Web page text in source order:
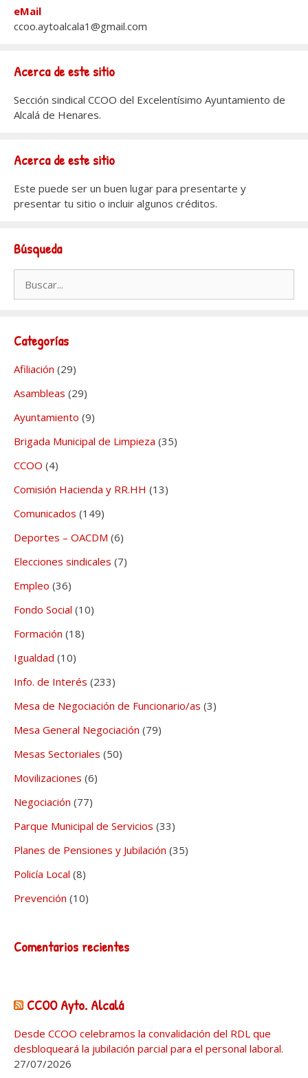
eMail
ccoo.aytoalcala1@gmail.com
Acerca de este sitio
Sección sindical CCOO del Excelentísimo Ayuntamiento de
Alcalá de Henares.
Acerca de este sitio
Este puede ser un buen lugar para presentarte y
presentar tu sitio o incluir algunos créditos.
Búsqueda
Categorías
Afiliación (29)
Asambleas (29)
Ayuntamiento (9)
Brigada Municipal de Limpieza (35)
CCOO (4)
Comisión Hacienda y RR.HH (13)
Comunicados (149)
Deportes – OACDM (6)
Elecciones sindicales (7)
Empleo (36)
Fondo Social (10)
Formación (18)
Igualdad (10)
Info. de Interés (233)
Mesa de Negociación de Funcionario/as (3)
Mesa General Negociación (79)
Mesas Sectoriales (50)
Movilizaciones (6)
Negociación (77)
Parque Municipal de Servicios (33)
Planes de Pensiones y Jubilación (35)
Policía Local (8)
Prevención (10)
Comentarios recientes
CCOO Ayto. Alcalá
Desde CCOO celebramos la convalidación del RDL que
desbloqueará la jubilación parcial para el personal laboral.
27/07/2026